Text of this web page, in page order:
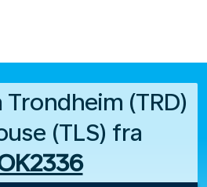
(TRD)
(TLS) fra